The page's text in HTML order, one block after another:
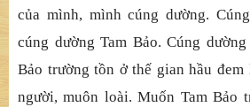
của mình, mình cúng dường.
cúng dường Tam Bảo. Cúng
Bảo trường tồn ở thế gian hầu
người, muôn loài. Muốn Tam Bảo